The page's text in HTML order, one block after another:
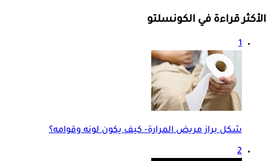
الأكثر قراءة في الكونسلتو
1
شكل براز مريض المرارة- كيف يكون لونه وقوامه؟
2